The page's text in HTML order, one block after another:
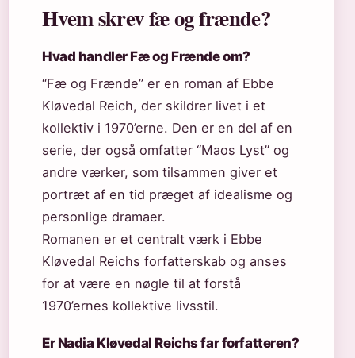
Hvem skrev fæ og frænde?
Hvad handler Fæ og Frænde om?
“Fæ og Frænde” er en roman af Ebbe
Kløvedal Reich, der skildrer livet i et
kollektiv i 1970’erne. Den er en del af en
serie, der også omfatter “Maos Lyst” og
andre værker, som tilsammen giver et
portræt af en tid præget af idealisme og
personlige dramaer.
Romanen er et centralt værk i Ebbe
Kløvedal Reichs forfatterskab og anses
for at være en nøgle til at forstå
1970’ernes kollektive livsstil.
Er Nadia Kløvedal Reichs far forfatteren?